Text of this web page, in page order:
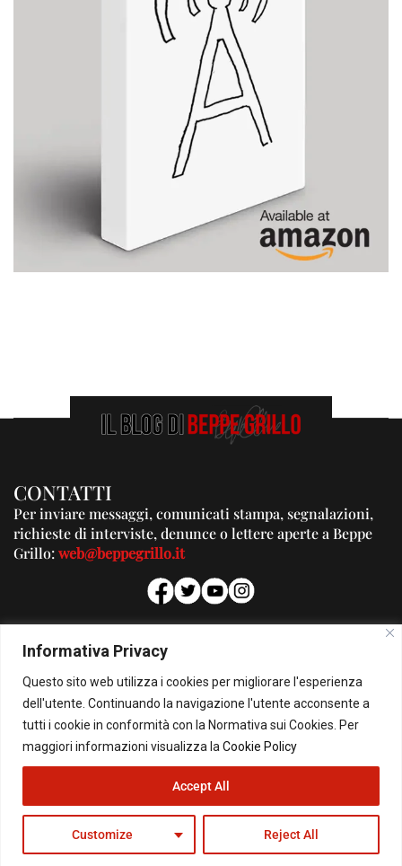
Informativa Privacy
Questo sito web utilizza i cookies per migliorare l'esperienza
dell'utente. Continuando la navigazione l'utente acconsente a
tutti i cookie in conformità con la Normativa sui Cookies. Per
maggiori informazioni visualizza la Cookie Policy
Customize Reject All
Accept All
CONTATTI
Per inviare messaggi, comunicati stampa, segnalazioni,
richieste di interviste, denunce o lettere aperte a Beppe
Grillo:web@beppegrillo.it
PUBBLICITA'
Per la tua pubblicità su questo Blog:
pubblicita@beppegrillo.it
© Copyright 2026 - Il Blog di Beppe Grillo. All Rights Reserved - Powered by
happygrafic.com